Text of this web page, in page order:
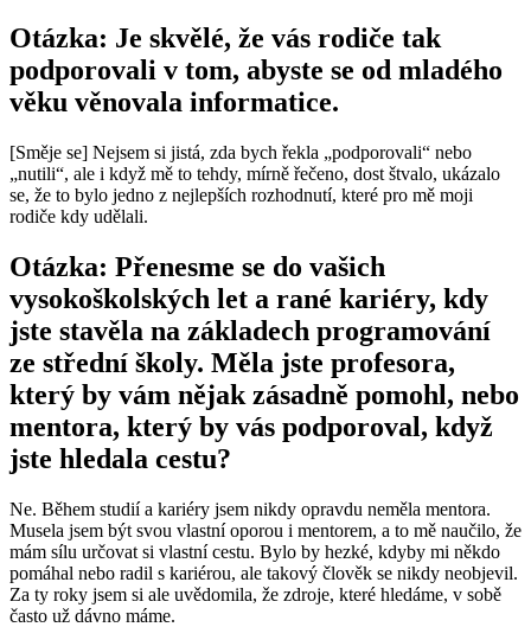
Otázka: Je skvělé, že vás rodiče tak
podporovali v tom, abyste se od mladého
věku věnovala informatice.
[Směje se] Nejsem si jistá, zda bych řekla „podporovali“ nebo
„nutili“, ale i když mě to tehdy, mírně řečeno, dost štvalo, ukázalo
se, že to bylo jedno z nejlepších rozhodnutí, které pro mě moji
rodiče kdy udělali.
Otázka: Přenesme se do vašich
vysokoškolských let a rané kariéry, kdy
jste stavěla na základech programování
ze střední školy. Měla jste profesora,
který by vám nějak zásadně pomohl, nebo
mentora, který by vás podporoval, když
jste hledala cestu?
Ne. Během studií a kariéry jsem nikdy opravdu neměla mentora.
Musela jsem být svou vlastní oporou i mentorem, a to mě naučilo, že
mám sílu určovat si vlastní cestu. Bylo by hezké, kdyby mi někdo
pomáhal nebo radil s kariérou, ale takový člověk se nikdy neobjevil.
Za ty roky jsem si ale uvědomila, že zdroje, které hledáme, v sobě
často už dávno máme.